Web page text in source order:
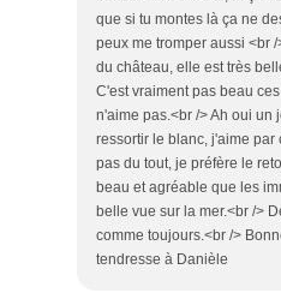
que si tu montes là ça ne
peux me tromper aussi <br
du château, elle est très
C'est vraiment pas beau
n'aime pas.<br /> Ah oui un
ressortir le blanc, j'aime
pas du tout, je préfère le
beau et agréable que les
belle vue sur la mer.<br />
comme toujours.<br />
tendresse à Danièle